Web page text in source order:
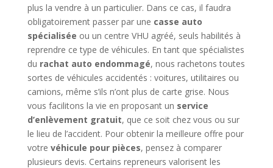
plus la vendre à un particulier. Dans ce cas, il faudra
obligatoirement passer par une casse auto
spécialisée ou un centre VHU agréé, seuls habilités à
reprendre ce type de véhicules. En tant que spécialistes
du rachat auto endommagé, nous rachetons toutes
sortes de véhicules accidentés : voitures, utilitaires ou
camions, même s’ils n’ont plus de carte grise. Nous
vous facilitons la vie en proposant un service
d’enlèvement gratuit, que ce soit chez vous ou sur
le lieu de l’accident. Pour obtenir la meilleure offre pour
votre véhicule pour pièces, pensez à comparer
plusieurs devis. Certains repreneurs valorisent les